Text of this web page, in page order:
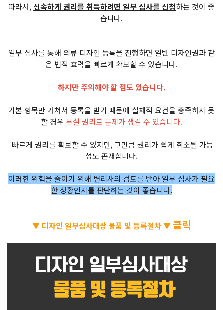
따라서, 신속하게 권리를 취득하려면 일부 심사를 신청하는 것이 좋
습니다.
일부 심사를 통해 의류 디자인 등록을 진행하면 일반 디자인권과 같
은 법적 효력을 빠르게 확보할 수 있습니다.
하지만 주의해야 할 점도 있습니다.
기본 항목만 거쳐서 등록을 받기 때문에 실체적 요건을 충족하지 못
할 경우 부실 권리로 문제가 생길 수 있습니다.
빠르게 권리를 확보할 수 있지만, 그만큼 권리가 쉽게 취소될 가능
성도 존재합니다.
이러한 위험을 줄이기 위해 변리사의 검토를 받아 일부 심사가 필요
한 상황인지를 판단하는 것이 좋습니다.
▼ 디자인 일부심사대상 물품 및 등록절차 ▼ 클릭